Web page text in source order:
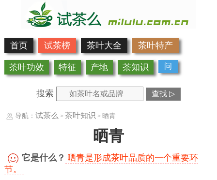
首页 试茶榜 茶叶大全 茶叶特产
茶叶功效 特征 产地 茶知识 问
搜索 查找 ▷
导航： 试茶么 > 茶叶知识 > 晒青
晒青
它是什么？ 晒青是形成茶叶品质的一个重要环
节。